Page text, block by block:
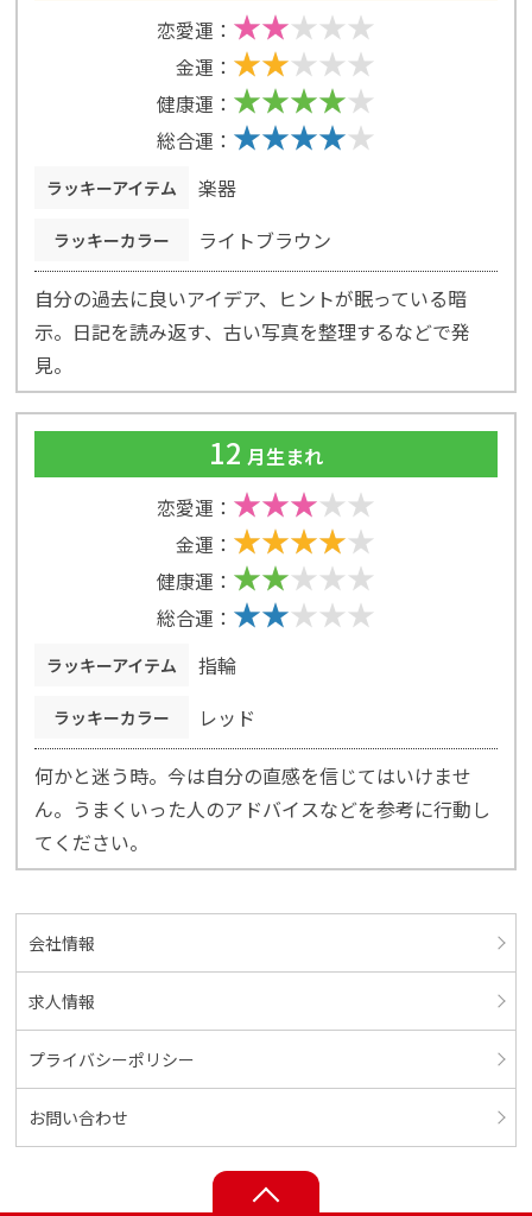
恋愛運：
金運：
健康運：
総合運：
ラッキーアイテム 楽器
ラッキーカラー ライトブラウン
自分の過去に良いアイデア、ヒントが眠っている暗
示。日記を読み返す、古い写真を整理するなどで発
見。
12 月生まれ
恋愛運：
金運：
健康運：
総合運：
ラッキーアイテム 指輪
ラッキーカラー レッド
何かと迷う時。今は自分の直感を信じてはいけませ
ん。うまくいった人のアドバイスなどを参考に行動し
てください。
会社情報
求人情報
プライバシーポリシー
お問い合わせ